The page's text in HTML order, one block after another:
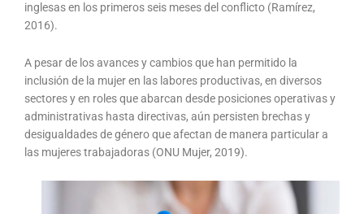
inglesas en los primeros seis meses del conflicto (Ramírez,
2016).
A pesar de los avances y cambios que han permitido la
inclusión de la mujer en las labores productivas, en diversos
sectores y en roles que abarcan desde posiciones operativas y
administrativas hasta directivas, aún persisten brechas y
desigualdades de género que afectan de manera particular a
las mujeres trabajadoras (ONU Mujer, 2019).